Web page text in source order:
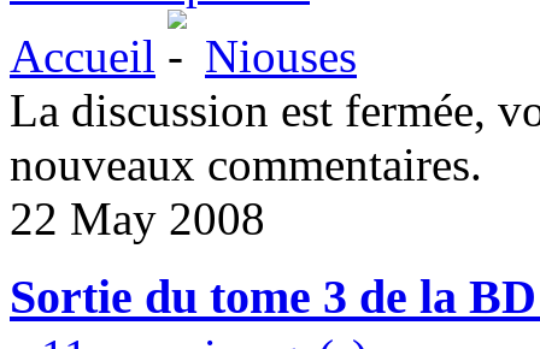
Accueil
Niouses
La discussion est fermée,
nouveaux commentaires.
22 May 2008
Sortie du tome 3 de la